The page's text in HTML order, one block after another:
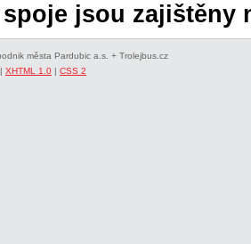
jsou zajištěny
města Pardubic a.s. + Trolejbus.cz
| XHTML 1.0 | CSS 2